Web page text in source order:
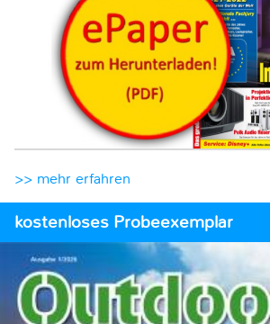
>> mehr erfahren
kostenloses Probeexemplar